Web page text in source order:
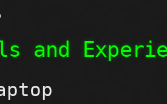
and